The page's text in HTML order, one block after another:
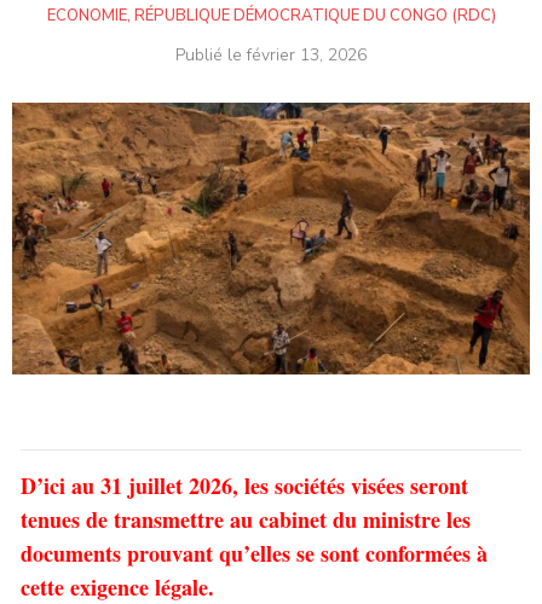
ECONOMIE, RÉPUBLIQUE DÉMOCRATIQUE DU CONGO (RDC)
Publié lefévrier 13, 2026
D’ici au 31 juillet 2026, les sociétés visées seront
tenues de transmettre au cabinet du ministre les
documents prouvant qu’elles se sont conformées à
cette exigence légale.